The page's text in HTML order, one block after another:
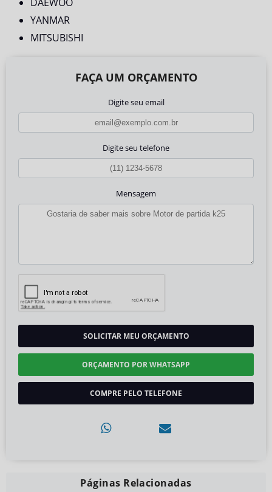
YANMAR
MITSUBISHI
FAÇA UM ORÇAMENTO
Digite seu email
Digite seu telefone
Mensagem
SOLICITAR MEU ORÇAMENTO
ORÇAMENTO POR WHATSAPP
COMPRE PELO TELEFONE
Páginas Relacionadas